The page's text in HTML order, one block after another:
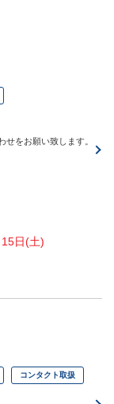
をお願い致します。
日(土)
コンタクト取扱